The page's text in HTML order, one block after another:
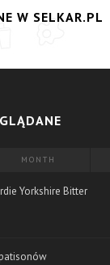
W SELKAR.PL
MONTH
Yorkshire Bitter